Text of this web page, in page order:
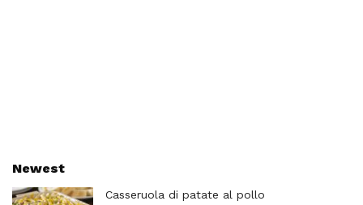
Newest
Casseruola di patate al pollo